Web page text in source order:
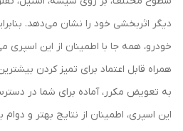
دیگر اثربخشی خود را نشان می‌دهد.
خودرو، همه جا با اطمینان از این اسپری
همراه قابل اعتماد برای تمیز کردن
به تعویض مکرر، آماده برای شما در
این اسپری، اطمینان از نتایج بهتر و